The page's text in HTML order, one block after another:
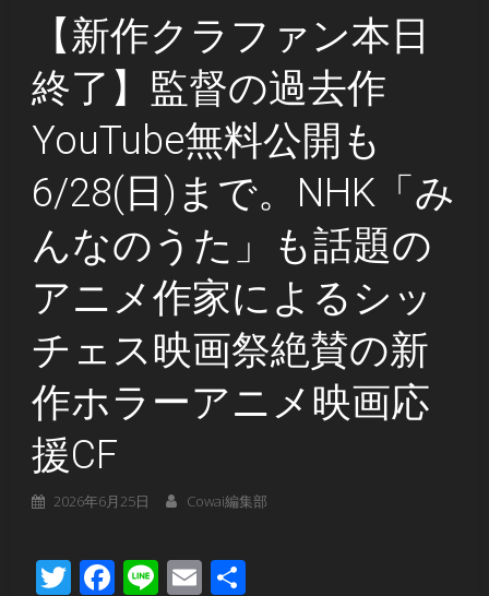
【新作クラファン本日
終了】監督の過去作
YouTube無料公開も
6/28(日)まで。NHK「み
んなのうた」も話題の
アニメ作家によるシッ
チェス映画祭絶賛の新
作ホラーアニメ映画応
援CF
2026年6月25日 Cowai編集部
Twitter
Facebook
LineEmail